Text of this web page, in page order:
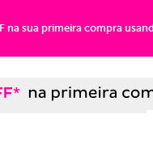
na sua primeira compra